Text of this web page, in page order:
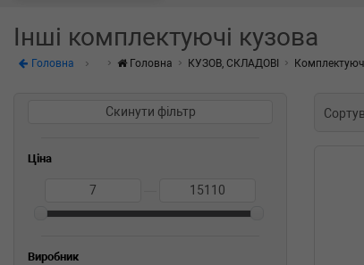
Інші комплектуючі кузова
Головна Головна КУЗОВ, СКЛАДОВІ
Скинути фільтр
Ціна
Виробник